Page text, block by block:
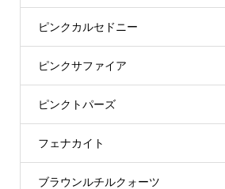
ピンクカルセドニー
ピンクサファイア
ピンクトパーズ
フェナカイト
ブラウンルチルクォーツ